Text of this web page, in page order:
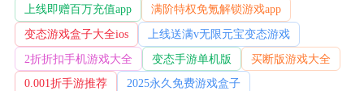
上线即赠百万充值app
满阶特权免氪解锁游戏app
变态游戏盒子大全ios
上线送满v无限元宝变态游戏
2折折扣手机游戏大全
变态手游单机版
买断版游戏大全
0.001折手游推荐
2025永久免费游戏盒子